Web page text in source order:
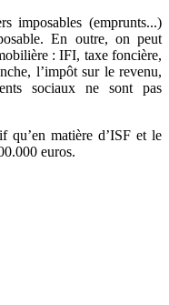
imposables (emprunts...)
En outre, on peut
: IFI, taxe foncière,
l’impôt sur le revenu,
sociaux ne sont pas
qu’en matière d’ISF et le
euros.